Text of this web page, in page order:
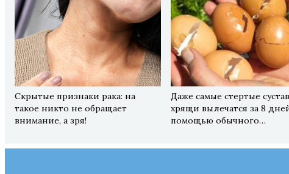
Скрытые признаки рака: на
такое никто не обращает
внимание, а зря!
Даже самые стертые
хрящи вылечатся за 8
помощью обычного…